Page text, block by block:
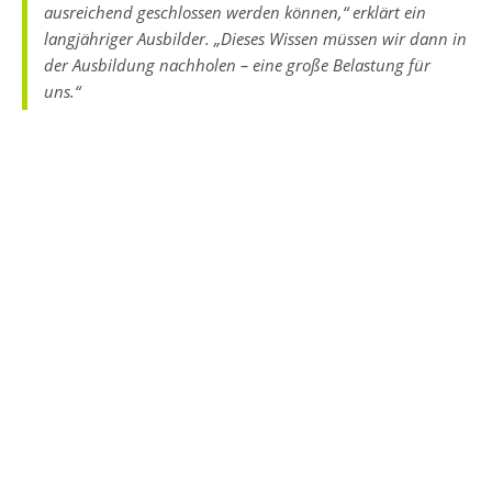
ausreichend geschlossen werden können,“ erklärt ein
langjähriger Ausbilder. „Dieses Wissen müssen wir dann in
der Ausbildung nachholen – eine große Belastung für
uns.“